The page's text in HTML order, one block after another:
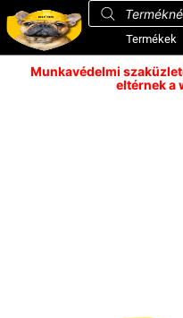
Termékek
Munkavédelmi
eltérnek a